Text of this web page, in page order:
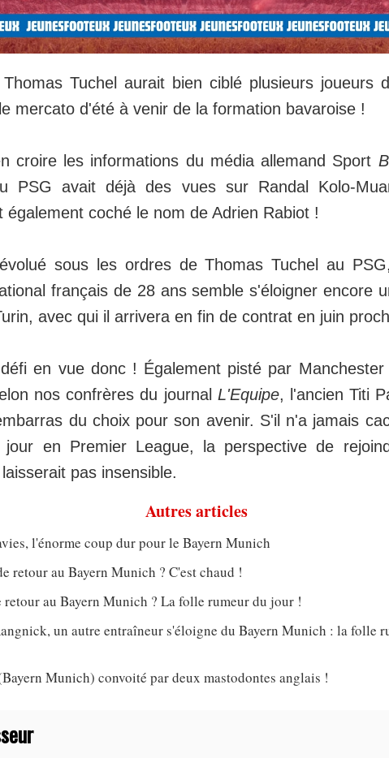
Thomas Tuchel aurait bien ciblé plusieurs joueurs
mercato d'été à venir de la formation bavaroise !
croire les informations du média allemand Sport
PSG avait déjà des vues sur Randal Kolo-
également coché le nom de Adrien Rabiot !
sous les ordres de Thomas Tuchel au
français de 28 ans semble s'éloigner encore
avec qui il arrivera en fin de contrat en juin
en vue donc ! Également pisté par
nos confrères du journal L'Equipe, l'ancien Titi
du choix pour son avenir. S'il n'a jamais
jour en Premier League, la perspective de
pas insensible.
Autres articles
l'énorme coup dur pour le Bayern Munich
retour au Bayern Munich ? C'est chaud !
retour au Bayern Munich ? La folle rumeur du jour !
un autre entraîneur s'éloigne du Bayern Munich : la folle
Munich) convoité par deux mastodontes anglais !